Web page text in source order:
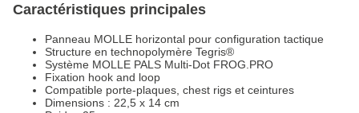
Caractéristiques principales
Panneau MOLLE horizontal pour configuration tactique
Structure en technopolymère Tegris®
Système MOLLE PALS Multi-Dot FROG.PRO
Fixation hook and loop
Compatible porte-plaques, chest rigs et ceintures
Dimensions : 22,5 x 14 cm